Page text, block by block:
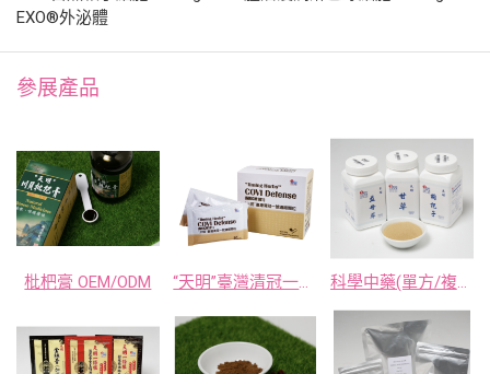
EXO®外泌體
參展產品
枇杷膏 OEM/ODM “天明”臺灣清冠一號濃縮顆粒 科學中藥(單方/複方/錠劑等)